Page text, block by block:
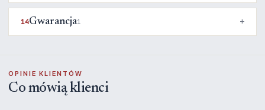
14Gwarancja1
OPINIE KLIENTÓW
Co mówią klienci